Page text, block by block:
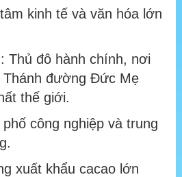
kinh tế và văn hóa lớn
: Thủ đô hành chính, nơi
đường Đức Mẹ
thế giới.
công nghiệp và trung
xuất khẩu cacao lớn